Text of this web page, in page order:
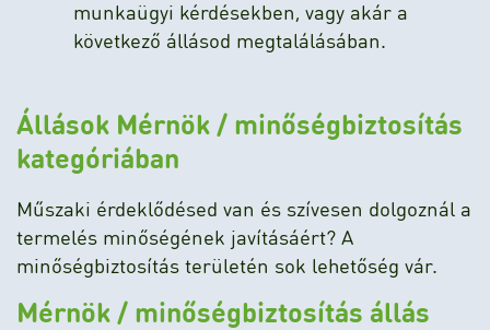
munkaügyi kérdésekben, vagy akár a
következő állásod megtalálásában.
Állások Mérnök / minőségbiztosítás
kategóriában
Műszaki érdeklődésed van és szívesen dolgoznál a
termelés minőségének javításáért? A
minőségbiztosítás területén sok lehetőség vár.
Mérnök / minőségbiztosítás állás